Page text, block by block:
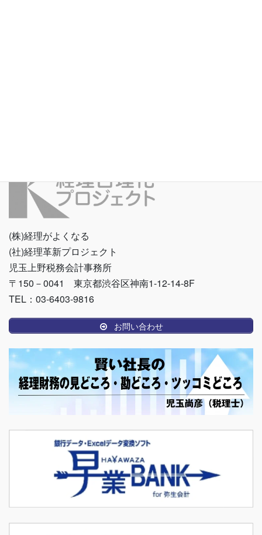
(株)経理がよくなる
(社)経理革新プロジェクト
児玉上野税務会計事務所
〒150－0041 東京都渋谷区神南1-12-14-8F
TEL：03-6403-9816
お問い合わせ